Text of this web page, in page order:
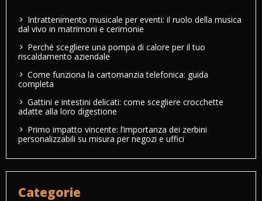
Intrattenimento musicale per eventi: il ruolo della musica
dal vivo in matrimoni e cerimonie
Perché scegliere una pompa di calore per il tuo
riscaldamento aziendale
Come funziona la cartomanzia telefonica: guida
completa
Gattini e intestini delicati: come scegliere crocchette
adatte alla loro digestione
Primo impatto vincente: l’importanza dei zerbini
personalizzabili su misura per negozi e uffici
Categorie